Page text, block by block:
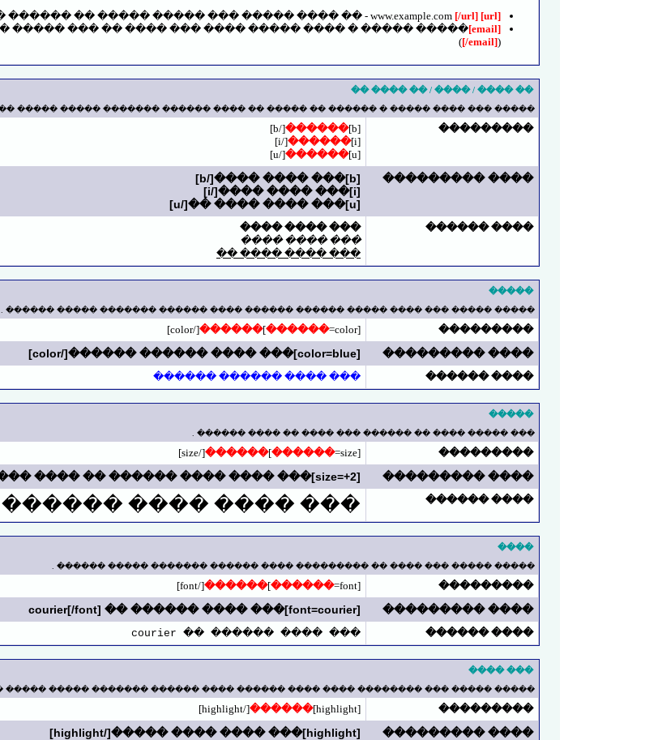
[url]
[/url]
�� ������ ��� ���� ����� ���� ���� .
[email]
����� ��� �� ���� ��� ���� ����� ���� � ����� �����
([/email])
�� ���� / ���� / �� ���� ��
���� ����� � ������ �� ����� �� ���� ������ ������� ����� ����� ������� .
���������
[b]
������
[/b]
[i]
������
[/i]
[u]
������
[/u]
���� ���������
[b]��� ���� ����[/b]
[i]��� ���� ����[/i]
[u]��� ���� ���� ��[/u]
���� ������
��� ���� ����
��� ���� ����
��� ���� ���� ��
�����
����� ����� ��� ���� ����� ������ ������ ���� ������ ������� ����� ������ .
���������
[color=
������
]
������
[/color]
���� ���������
[color=blue]��� ���� ������ ������[/color]
���� ������
��� ���� ������ ������
�����
��� ����� ���� �� ������ ��� ���� �� ���� ������ .
���������
[size=
������
]
������
[/size]
���� ���������
[size=+2]��� ���� ���� ������ �� ���� ������[/size]
���� ������
�� ���� ������
����
����� ����� ��� ���� �� ��������� ���� ������ ������� ����� ������ .
���������
[font=
������
]
������
[/font]
���� ���������
[font=courier]��� ���� ������ �� courier[/font]
���� ������
��� ���� ������ �� courier
��� ����
��� �������� ���� ���� ������ ���� ������ ������� ����� ����� ������� .
���������
[highlight]
������
[/highlight]
���� ���������
[highlight]��� ���� ���� �����[/highlight]